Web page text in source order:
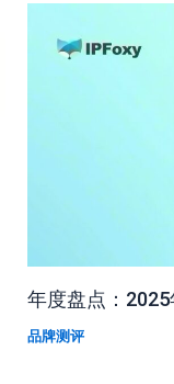
年度盘点：
品牌测评